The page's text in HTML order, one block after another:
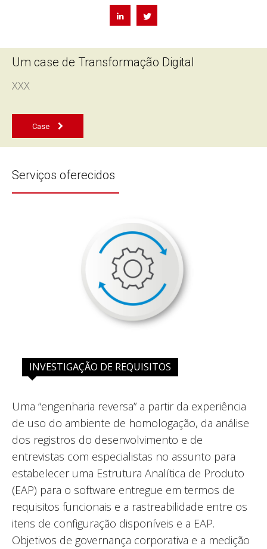
Um case de Transformação Digital
XXX
Case
Serviços oferecidos
INVESTIGAÇÃO DE REQUISITOS
Uma “engenharia reversa” a partir da experiência
de uso do ambiente de homologação, da análise
dos registros do desenvolvimento e de
entrevistas com especialistas no assunto para
estabelecer uma Estrutura Analítica de Produto
(EAP) para o software entregue em termos de
requisitos funcionais e a rastreabilidade entre os
itens de configuração disponíveis e a EAP.
Objetivos de governança corporativa e a medição